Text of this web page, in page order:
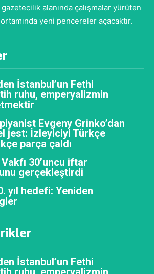
alanında çalışmalar yürüten
yeni pencereler açacaktır.
İstanbul’un Fethi
ruhu, emperyalizmin
Evgeny Grinko’dan
jest: İzleyiciyi Türkçe
parça çaldı
30’uncu iftar
gerçekleştirdi
yıl hedefi: Yeniden
İstanbul’un Fethi